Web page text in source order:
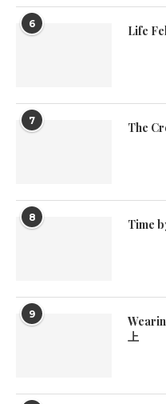
6 Life
7 The
8 Time
9
上